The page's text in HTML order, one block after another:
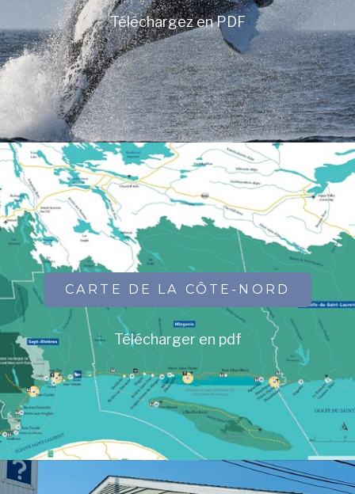
Téléchargez en PDF
CARTE DE LA CÔTE-NORD
Télécharger en pdf